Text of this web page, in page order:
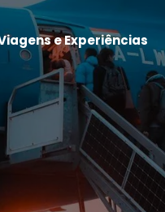
e Experiências